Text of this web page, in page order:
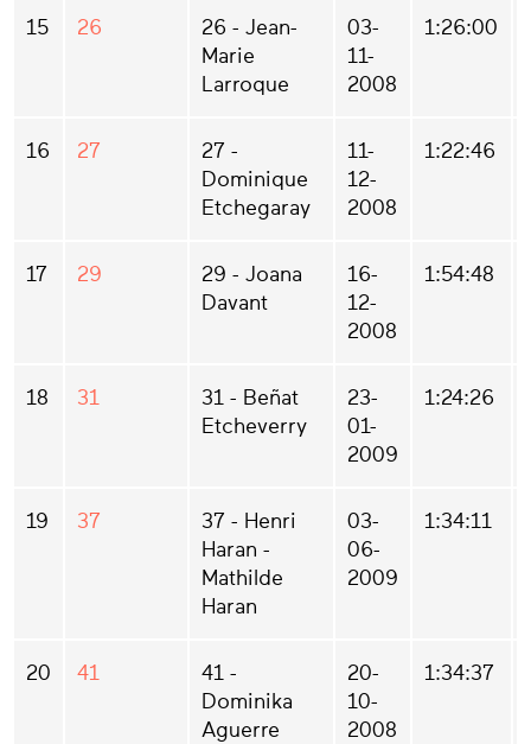
15 26
26 - Jean-
Marie
Larroque
03-
11-
2008
1:26:00
16 27
27 -
Dominique
Etchegaray
11-
12-
2008
1:22:46
17 29
29 - Joana
Davant
16-
12-
2008
1:54:48
18 31
31 - Beñat
Etcheverry
23-
01-
2009
1:24:26
19 37
37 - Henri
Haran -
Mathilde
Haran
03-
06-
2009
1:34:11
20 41
41 -
Dominika
Aguerre
20-
10-
2008
1:34:37